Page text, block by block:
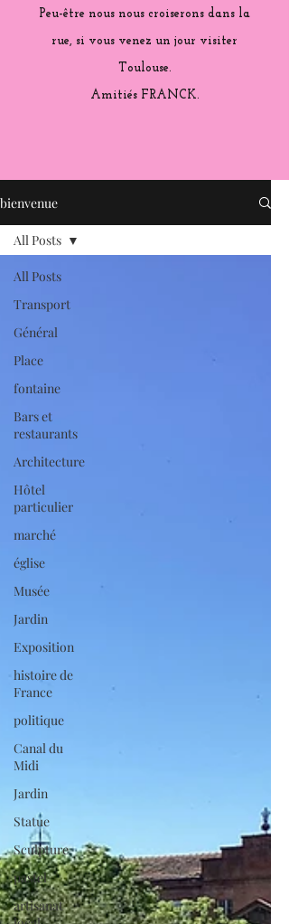
Peu-être nous nous croiserons dans la
rue, si vous venez un jour visiter
Toulouse.
Amitiés FRANCK.
bienvenue
All Posts
Transport
Général
Place
fontaine
Bars et
restaurants
Architecture
Hôtel
particulier
marché
église
Musée
Jardin
Exposition
histoire de
France
politique
Canal du
Midi
Jardin
Statue
Sculpture
pastel
artisanat
All Posts